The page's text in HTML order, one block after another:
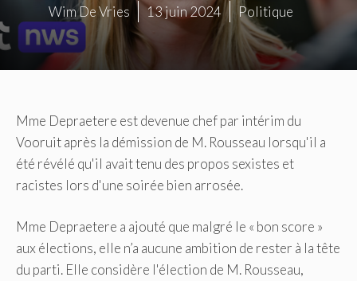
Wim De Vries 13 juin 2024 Politique
Mme Depraetere est devenue chef par intérim du
Vooruit après la démission de M. Rousseau lorsqu'il a
été révélé qu'il avait tenu des propos sexistes et
racistes lors d'une soirée bien arrosée.
Mme Depraetere a ajouté que malgré le « bon score »
aux élections, elle n’a aucune ambition de rester à la tête
du parti. Elle considère l'élection de M. Rousseau,